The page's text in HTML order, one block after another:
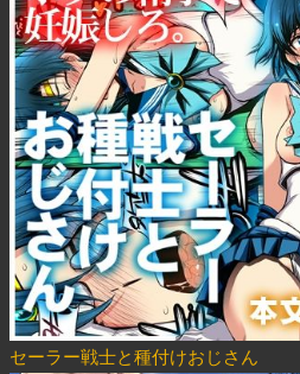
セーラー戦士と種付けおじさん